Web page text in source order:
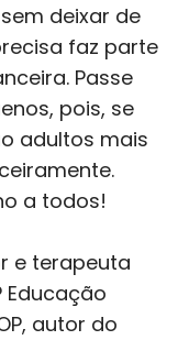
deixar de
faz parte
Passe
pois, se
adultos mais
a todos!
e terapeuta
Educação
autor do